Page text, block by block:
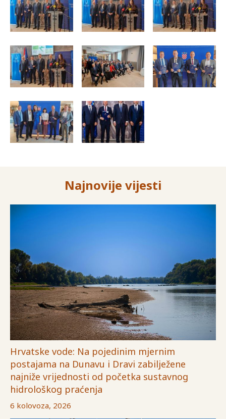
Najnovije vijesti
Hrvatske vode: Na pojedinim mjernim
postajama na Dunavu i Dravi zabilježene
najniže vrijednosti od početka sustavnog
hidrološkog praćenja
6 kolovoza, 2026